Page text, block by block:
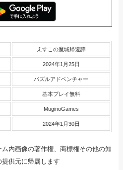
えすこの魔城帰還譚
2024年1月25日
パズルアドベンチャー
基本プレイ無料
MuginoGames
2024年1月30日
内画像の著作権、商標権その他の知
供元に帰属します